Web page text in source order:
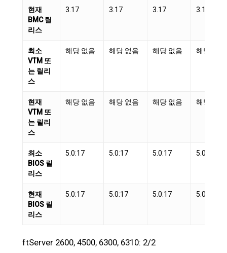
현재
BMC 릴
리스
3.17 3.17 3.17 3.19
최소
VTM 또
는 릴리
스
해당 없음 해당 없음 해당 없음 해당 없음
현재
VTM 또
는 릴리
스
해당 없음 해당 없음 해당 없음 해당 없음
최소
BIOS 릴
리스
5.0:17 5.0:17 5.0:17 5.0:17
현재
BIOS 릴
리스
5.0:17 5.0:17 5.0:17 5.0:17
ftServer 2600, 4500, 6300, 6310: 2/2